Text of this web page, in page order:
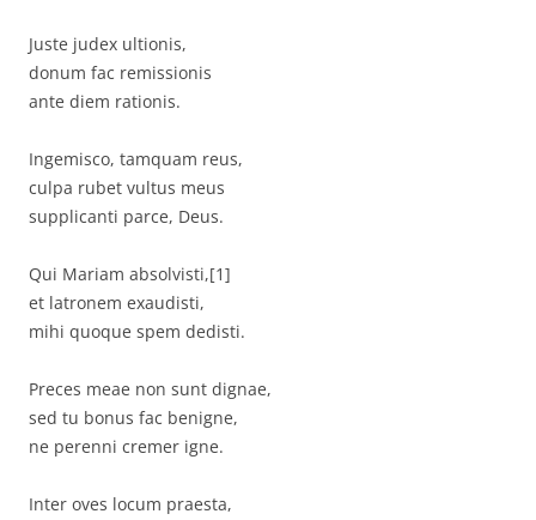
Juste judex ultionis,
donum fac remissionis
ante diem rationis.
Ingemisco, tamquam reus,
culpa rubet vultus meus
supplicanti parce, Deus.
Qui Mariam absolvisti,[1]
et latronem exaudisti,
mihi quoque spem dedisti.
Preces meae non sunt dignae,
sed tu bonus fac benigne,
ne perenni cremer igne.
Inter oves locum praesta,